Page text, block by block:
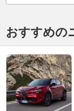
おすすめの